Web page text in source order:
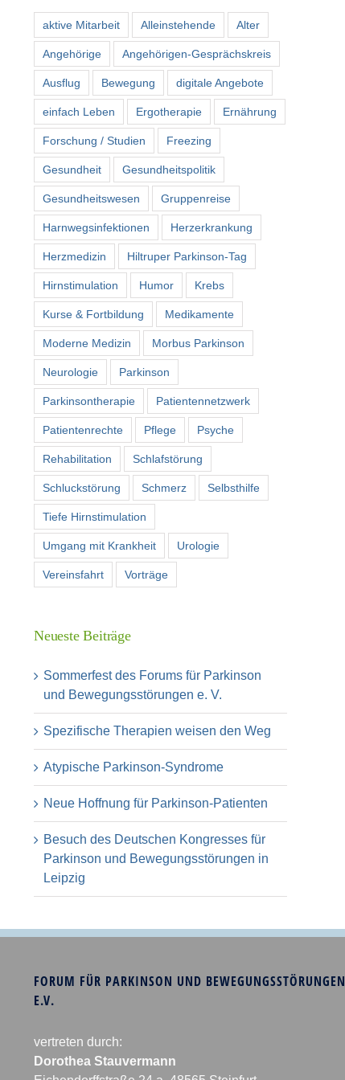
aktive Mitarbeit Alleinstehende Alter
Angehörige Angehörigen-Gesprächskreis
Ausflug Bewegung digitale Angebote
einfach Leben Ergotherapie Ernährung
Forschung / Studien Freezing
Gesundheit Gesundheitspolitik
Gesundheitswesen Gruppenreise
Harnwegsinfektionen Herzerkrankung
Herzmedizin Hiltruper Parkinson-Tag
Hirnstimulation Humor Krebs
Kurse & Fortbildung Medikamente
Moderne Medizin Morbus Parkinson
Neurologie Parkinson
Parkinsontherapie Patientennetzwerk
Patientenrechte Pflege Psyche
Rehabilitation Schlafstörung
Schluckstörung Schmerz Selbsthilfe
Tiefe Hirnstimulation
Umgang mit Krankheit Urologie
Vereinsfahrt Vorträge
Neueste Beiträge
Sommerfest des Forums für Parkinson
und Bewegungsstörungen e. V.
Spezifische Therapien weisen den Weg
Atypische Parkinson-Syndrome
Neue Hoffnung für Parkinson-Patienten
Besuch des Deutschen Kongresses für
Parkinson und Bewegungsstörungen in
Leipzig
FORUM FÜR PARKINSON UND BEWEGUNGSSTÖRUNGEN
E.V.
vertreten durch:
Dorothea Stauvermann